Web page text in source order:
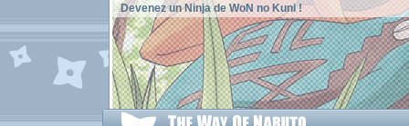
Devenez un Ninja de WoN no Kuni !